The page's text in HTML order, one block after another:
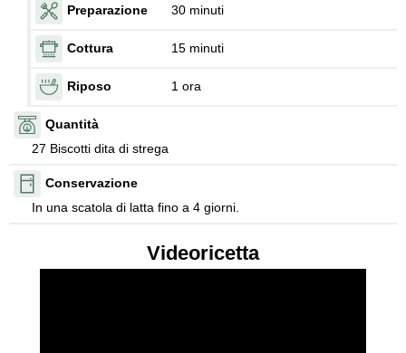
Preparazione 30 minuti
Cottura 15 minuti
Riposo 1 ora
Quantità
27 Biscotti dita di strega
Conservazione
In una scatola di latta fino a 4 giorni.
Videoricetta